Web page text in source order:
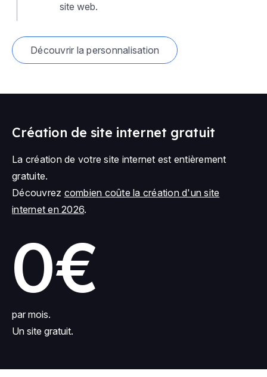
site web.
Découvrir la personnalisation
Création de site internet gratuit
La création de votre site internet est entièrement
gratuite.
Découvrez combien coûte la création d'un site
internet en 2026.
0€
par mois.
Un site gratuit.